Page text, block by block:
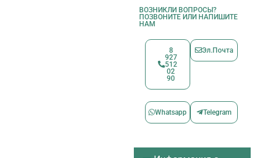
ВОЗНИКЛИ ВОПРОСЫ?
ПОЗВОНИТЕ ИЛИ НАПИШИТЕ
НАМ
8
927
512
02
90
Эл.Почта
Whatsapp Telegram